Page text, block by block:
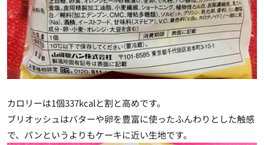
カロリーは1個337kcalと割と高めです。
ブリオッシュはバターや卵を豊富に使ったふんわりとした触感
で、パンというよりもケーキに近い生地です。